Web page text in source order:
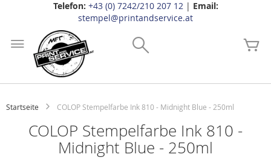
Telefon: +43 (0) 7242/210 207 12| Email:
stempel@printandservice.at
Inhalt
springen
Startseite COLOP Stempelfarbe Ink 810 - Midnight Blue - 250ml
COLOP Stempelfarbe Ink 810 -
Midnight Blue - 250ml